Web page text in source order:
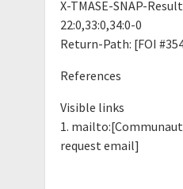
X-TMASE-SNAP-
22:0,33:0,34:0-0
Return-Path: [FOI
References
Visible links
1.
request email]